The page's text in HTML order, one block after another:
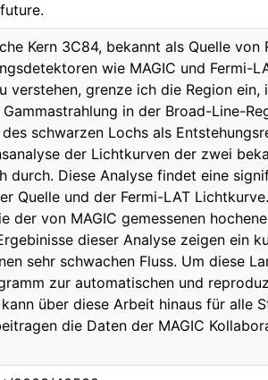
Kern 3C84, bekannt als Quelle
wie MAGIC und Fermi-
verstehen, grenze ich die Region
in der Broad-Line-
schwarzen Lochs als
der Lichtkurven der zwei
durch. Diese Analyse findet eine
Quelle und der Fermi-LAT
der von MAGIC gemessenen
dieser Analyse zeigen ein
sehr schwachen Fluss. Um diese
zur automatischen und
über diese Arbeit hinaus für alle
die Daten der MAGIC